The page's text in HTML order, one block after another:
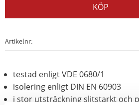
KÖP
Artikelnr
testad enligt VDE 0680/1
isolering enligt DIN EN 60903
i stor utsträckning slitstarkt och